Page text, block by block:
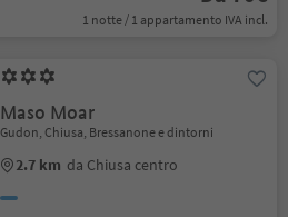
1 notte / 1 appartamento IVA incl.
Maso Moar
Gudon, Chiusa, Bressanone e dintorni
2.7 km da Chiusa centro